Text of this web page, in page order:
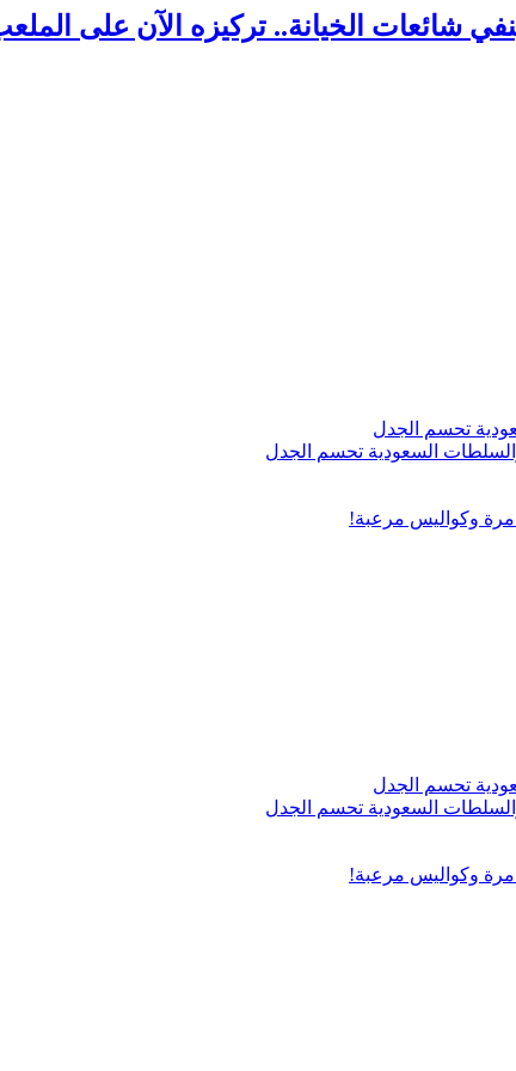
شائعات الخيانة.. تركيزه الآن على
والسلطات السعودية تحسم الجدل
وكواليس مرعبة!
والسلطات السعودية تحسم الجدل
وكواليس مرعبة!